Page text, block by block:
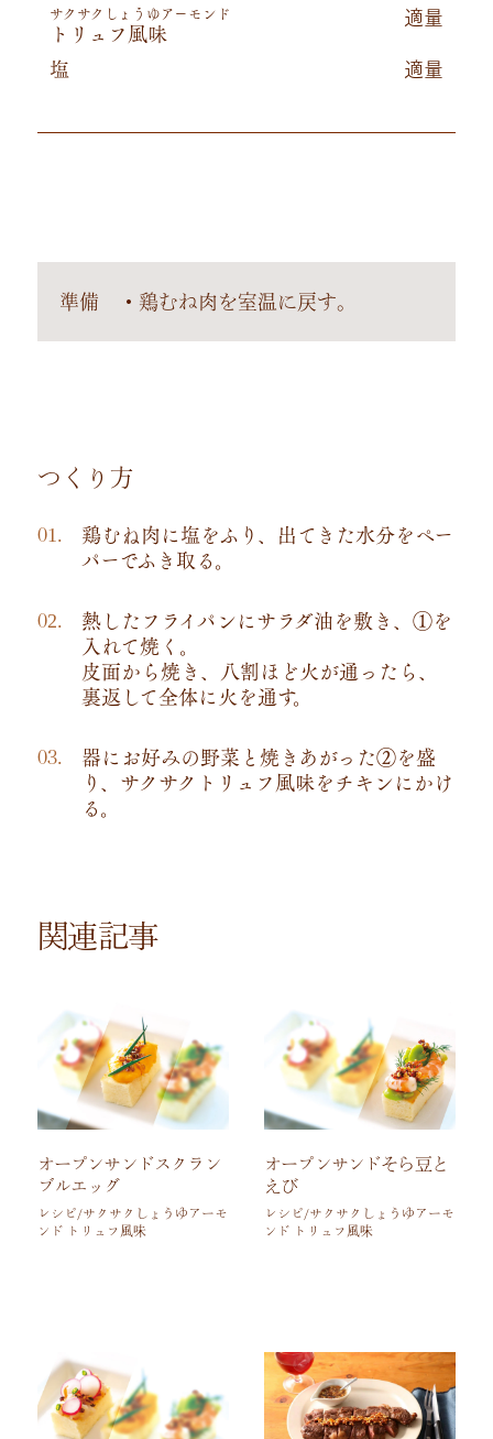
サクサクしょうゆアーモンド
トリュフ風味 適量
塩 適量
準備 ・鶏むね肉を室温に戻す。
つくり方
鶏むね肉に塩をふり、出てきた水分をペー
パーでふき取る。
熱したフライパンにサラダ油を敷き、①を
入れて焼く。
皮面から焼き、八割ほど火が通ったら、
裏返して全体に火を通す。
器にお好みの野菜と焼きあがった②を盛
り、サクサクトリュフ風味をチキンにかけ
る。
関連記事
オープンサンドスクラン
ブルエッグ
レシピ/サクサクしょうゆアーモ
ンド トリュフ風味
オープンサンドそら豆と
えび
レシピ/サクサクしょうゆアーモ
ンド トリュフ風味